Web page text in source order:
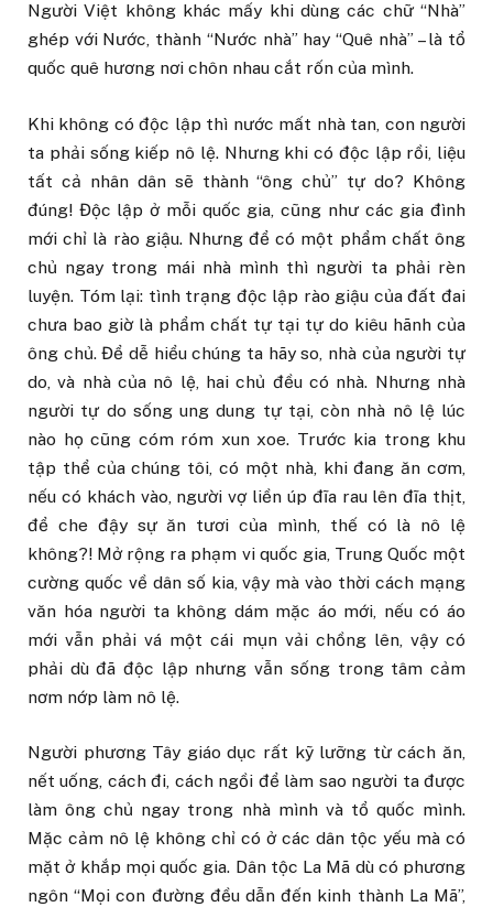
Người Việt không khác mấy khi dùng các chữ “Nhà”
ghép với Nước, thành “Nước nhà” hay “Quê nhà” – là tổ
quốc quê hương nơi chôn nhau cắt rốn của mình.
Khi không có độc lập thì nước mất nhà tan, con người
ta phải sống kiếp nô lệ. Nhưng khi có độc lập rồi, liệu
tất cả nhân dân sẽ thành “ông chủ” tự do? Không
đúng! Độc lập ở mỗi quốc gia, cũng như các gia đình
mới chỉ là rào giậu. Nhưng để có một phẩm chất ông
chủ ngay trong mái nhà mình thì người ta phải rèn
luyện. Tóm lại: tình trạng độc lập rào giậu của đất đai
chưa bao giờ là phẩm chất tự tại tự do kiêu hãnh của
ông chủ. Để dễ hiểu chúng ta hãy so, nhà của người tự
do, và nhà của nô lệ, hai chủ đều có nhà. Nhưng nhà
người tự do sống ung dung tự tại, còn nhà nô lệ lúc
nào họ cũng cóm róm xun xoe. Trước kia trong khu
tập thể của chúng tôi, có một nhà, khi đang ăn cơm,
nếu có khách vào, người vợ liền úp đĩa rau lên đĩa thịt,
để che đậy sự ăn tươi của mình, thế có là nô lệ
không?! Mở rộng ra phạm vi quốc gia, Trung Quốc một
cường quốc về dân số kia, vậy mà vào thời cách mạng
văn hóa người ta không dám mặc áo mới, nếu có áo
mới vẫn phải vá một cái mụn vải chồng lên, vậy có
phải dù đã độc lập nhưng vẫn sống trong tâm cảm
nơm nớp làm nô lệ.
Người phương Tây giáo dục rất kỹ lưỡng từ cách ăn,
nết uống, cách đi, cách ngồi để làm sao người ta được
làm ông chủ ngay trong nhà mình và tổ quốc mình.
Mặc cảm nô lệ không chỉ có ở các dân tộc yếu mà có
mặt ở khắp mọi quốc gia. Dân tộc La Mã dù có phương
ngôn “Mọi con đường đều dẫn đến kinh thành La Mã”,